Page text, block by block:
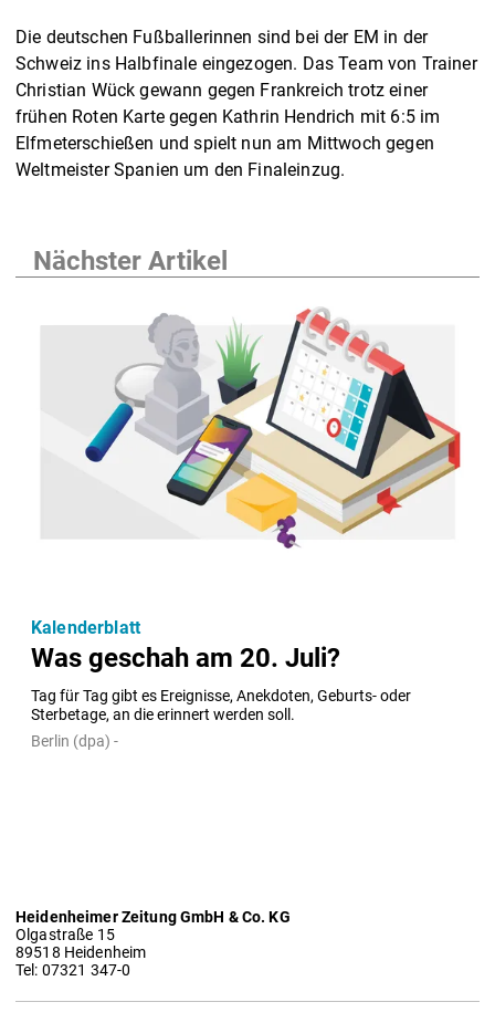
Die deutschen Fußballerinnen sind bei der EM in der
Schweiz ins Halbfinale eingezogen. Das Team von Trainer
Christian Wück gewann gegen Frankreich trotz einer
frühen Roten Karte gegen Kathrin Hendrich mit 6:5 im
Elfmeterschießen und spielt nun am Mittwoch gegen
Weltmeister Spanien um den Finaleinzug.
Nächster Artikel
Was geschah am 20. Juli?
Tag für Tag gibt es Ereignisse, Anekdoten, Geburts- oder
Sterbetage, an die erinnert werden soll.
Kalenderblatt
Berlin (dpa) -
Heidenheimer Zeitung GmbH & Co. KG
Olgastraße 15
89518 Heidenheim
Tel: 07321 347-0